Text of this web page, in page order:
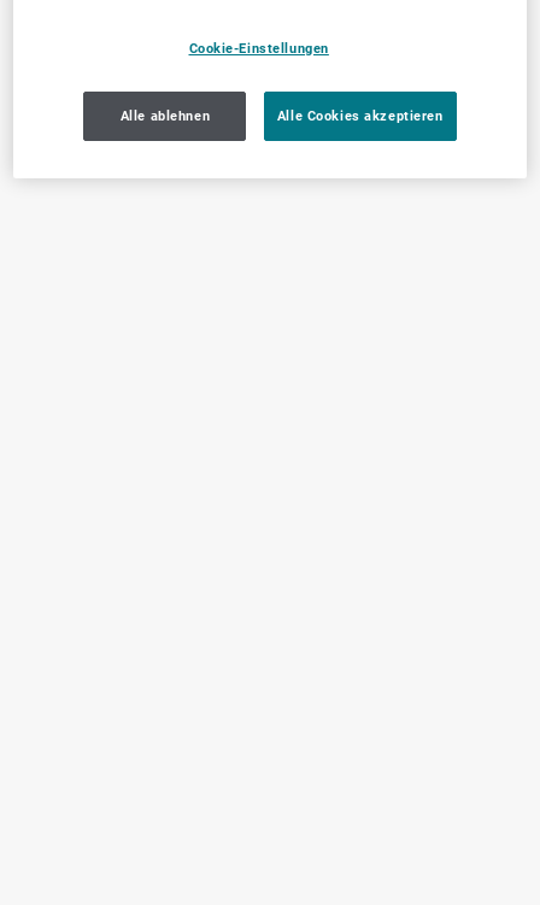
Cookie-Einstellungen
Alle ablehnen Alle Cookies akzeptieren